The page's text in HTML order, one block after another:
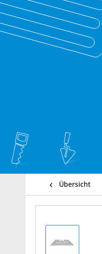
Übersicht